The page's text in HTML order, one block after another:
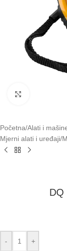
Početna/Alati i
Mjerni alati i uređaji/
DQ
- +